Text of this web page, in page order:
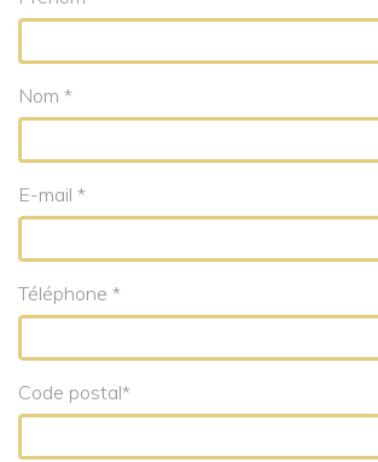
Nom *
E-mail *
Téléphone *
Code postal*